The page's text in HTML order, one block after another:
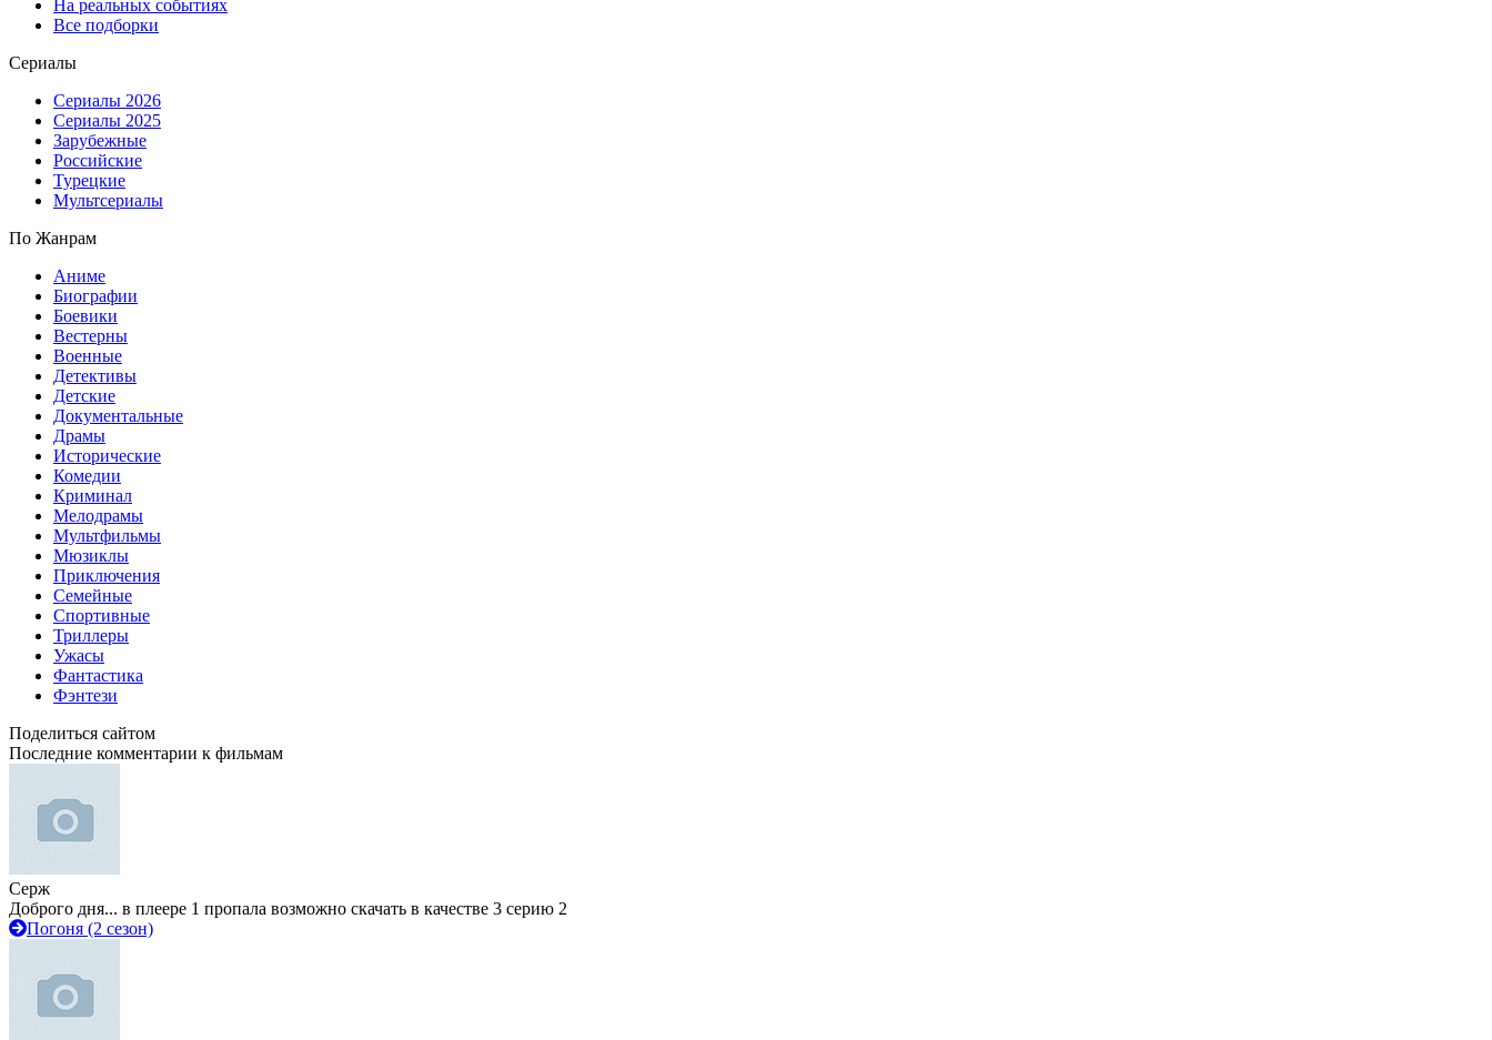
На реальных событиях
Все подборки
Сериалы
Сериалы 2026
Сериалы 2025
Зарубежные
Российские
Турецкие
Мультсериалы
По Жанрам
Аниме
Биографии
Боевики
Вестерны
Военные
Детективы
Детские
Документальные
Драмы
Исторические
Комедии
Криминал
Мелодрамы
Мультфильмы
Мюзиклы
Приключения
Семейные
Спортивные
Триллеры
Ужасы
Фантастика
Фэнтези
Поделиться сайтом
Последние комментарии к фильмам
Серж
Доброго дня... в плеере 1 пропала возможно скачать в качестве 3 серию 2
Погоня (2 сезон)